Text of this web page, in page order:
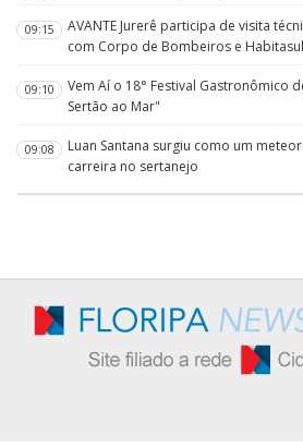
09:15
AVANTE Jurerê participa de visita
com Corpo de Bombeiros e Habitasul
09:10
Vem Aí o 18° Festival Gastronômico
Sertão ao Mar"
09:08
Luan Santana surgiu como um
carreira no sertanejo